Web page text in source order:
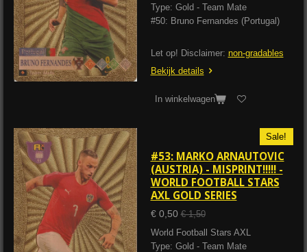
Type: Gold - Team Mate
#50: Bruno Fernandes (Portugal)
Let op! Disclaimer: non-gradables
Bekijk details
In winkelwagen
Sale!
#53: MARKO ARNAUTOVIC
(AUSTRIA) - MISPRINT!!!!! -
WORLD FOOTBALL STARS
AXL GOLD SERIES
€ 0,50 € 1,50
World Football Stars AXL
Type: Gold - Team Mate